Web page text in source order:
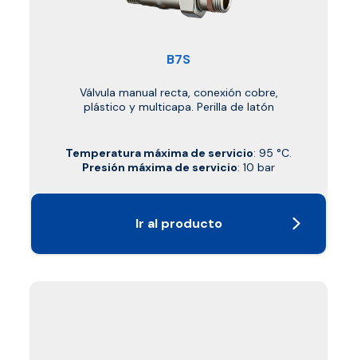
B7S
Válvula manual recta, conexión cobre,
plástico y multicapa. Perilla de latón
Temperatura máxima de servicio: 95 °C.
Presión máxima de servicio: 10 bar
Ir al producto